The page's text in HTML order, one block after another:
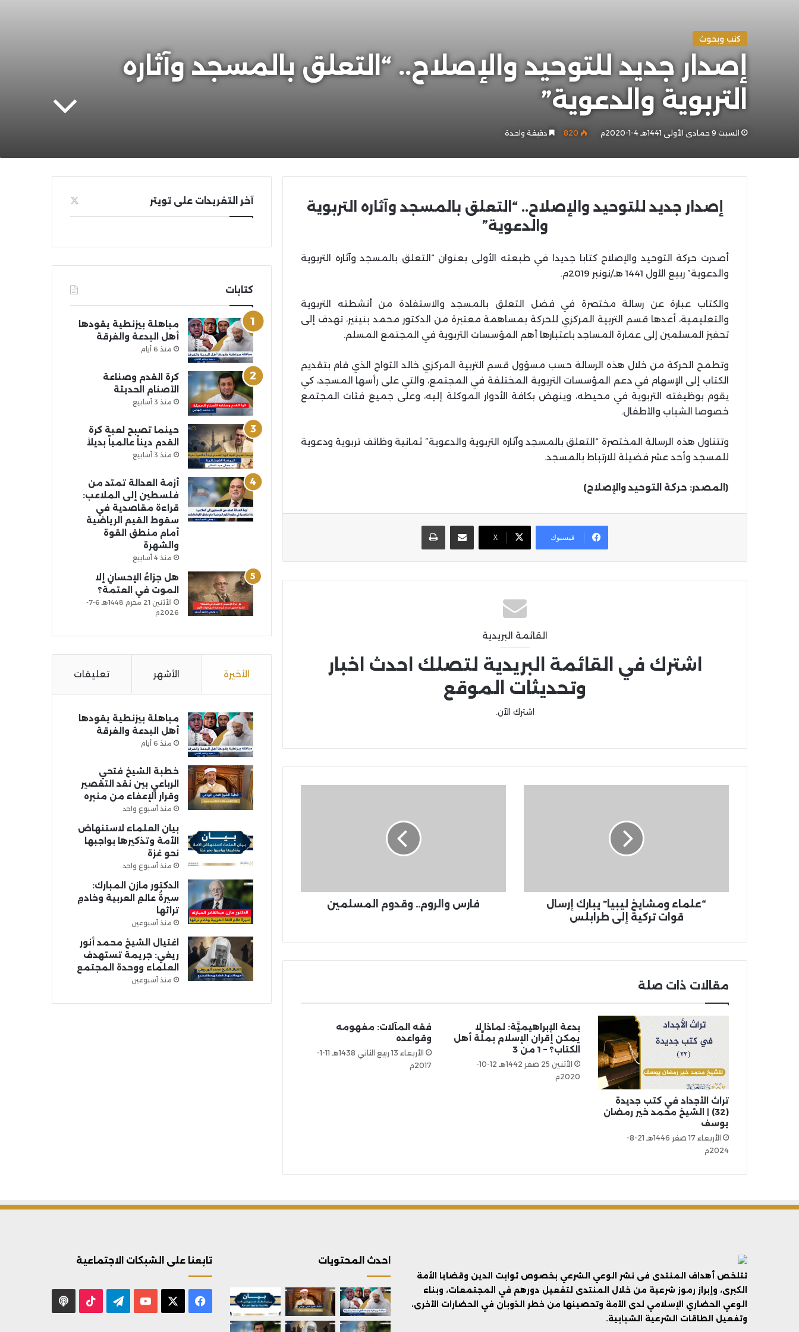
كتب وبحوث
إصدار جديد للتوحيد والإصلاح.. “التعلق بالمسجد وآثاره
التربوية والدعوية”
السبت 9 جمادى الأولى 1441هـ 4-1-2020م 820 دقيقة واحدة
إصدار جديد للتوحيد والإصلاح.. “التعلق بالمسجد وآثاره التربوية
والدعوية”
أصدرت حركة التوحيد والإصلاح كتابا جديدا في طبعته الأولى بعنوان “التعلق بالمسجد وآثاره التربوية
والدعوية” ربيع الأول 1441 هـ/نونبر 2019م.
والكتاب عبارة عن رسالة مختصرة في فضل التعلق بالمسجد والاستفادة من أنشطته التربوية
والتعليمية، أعدها قسم التربية المركزي للحركة بمساهمة معتبرة من الدكتور محمد بنينير، تهدف إلى
تحفيز المسلمين إلى عمارة المساجد باعتبارها أهم المؤسسات التربوية في المجتمع المسلم.
وتطمح الحركة من خلال هذه الرسالة حسب مسؤول قسم التربية المركزي خالد التواج الذي قام بتقديم
الكتاب إلى الإسهام في دعم المؤسسات التربوية المختلفة في المجتمع، والتي على رأسها المسجد، كي
يقوم بوظيفته التربوية في محيطه، وينهض بكافة الأدوار الموكلة إليه، وعلى جميع فئات المجتمع
خصوصا الشباب والأطفال.
وتتناول هذه الرسالة المختصرة “التعلق بالمسجد وآثاره التربوية والدعوية” ثمانية وظائف تربوية ودعوية
للمسجد وأحد عشر فضيلة للارتباط بالمسجد.
(المصدر: حركة التوحيد والإصلاح)
فيسبوك X
مشاركة عبر البريد
القائمة البريدية
اشترك في القائمة البريدية لتصلك احدث اخبار
وتحديثات الموقع
اشترك الآن.
“علماء ومشايخ ليبيا” يبارك إرسال
قوات تركية إلى طرابلس
فارس والروم.. وقدوم المسلمين
مقالات ذات صلة
تراث الأجداد في كتب جديدة
(32) | الشيخ محمد خير رمضان
يوسف
الأربعاء 17 صفر 1446هـ 21-8-
2024م
بدعة الإبراهيميَّة: لماذا لا
يمكن إقران الإسلام بملَّة أهل
الكتاب؟ – 1 من 3
الأثنين 25 صفر 1442هـ 12-10-
2020م
فقه المآلات: مفهومه
وقواعده
الأربعاء 13 ربيع الثاني 1438هـ 11-1-
2017م
آخر التغريدات على تويتر
كتابات
مباهلة بيزنطية يقودها
أهل البدعة والفرقة
منذ 6 أيام
كرة القدم وصناعة
الأصنام الحديثة
منذ 3 أسابيع
حينما تصبح لعبة كرة
القدم ديناً عالمياً بديلاً
منذ 3 أسابيع
أزمة العدالة تمتد من
فلسطين إلى الملاعب:
قراءة مقاصدية في
سقوط القيم الرياضية
أمام منطق القوة
والشهرة
منذ 4 أسابيع
هل جزاءُ الإحسانِ إلا
الموت في العتمة؟
الأثنين 21 محرم 1448هـ 6-7-
2026م
الأخيرة الأشهر تعليقات
مباهلة بيزنطية يقودها
أهل البدعة والفرقة
منذ 6 أيام
خطبة الشيخ فتحي
الرباعي بين نقد التقصير
وقرار الإعفاء من منبره
منذ أسبوع واحد
بيان العلماء لاستنهاض
الأمة وتذكيرها بواجبها
نحو غزة
منذ أسبوع واحد
الدكتور مازن المبارك:
سيرةُ عالمِ العربية وخادمِ
تراثها
منذ أسبوعين
اغتيال الشيخ محمد أنور
ريغي: جريمة تستهدف
العلماء ووحدة المجتمع
منذ أسبوعين
تتلخص أهداف المنتدى فى نشر الوعي الشرعي بخصوص ثوابت الدين وقضايا الأمة
الكبرى، وإبراز رموز شرعية من خلال المنتدى لتفعيل دورهم في المجتمعات، وبناء
الوعي الحضاري الإسلامي لدى الأمة وتحصينها من خطر الذوبان في الحضارات الأخرى،
وتفعيل الطاقات الشرعية الشبابية.
احدث المحتويات تابعنا على الشبكات الاجتماعية
فيسبوك يوتيوب تيلقرام ‫TikTok